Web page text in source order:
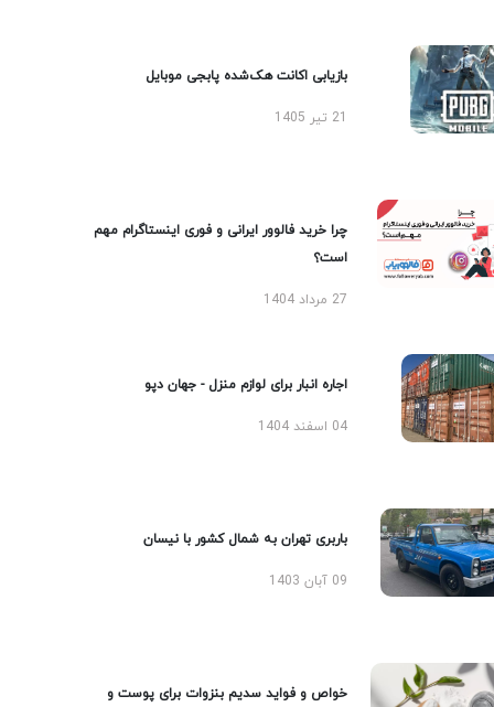
بازیابی اکانت هک‌شده پابجی موبایل
چرا خرید فالوور ایرانی و فوری اینستاگرام مهم
است؟
27 مرداد 1404
اجاره انبار برای لوازم منزل - جهان دپو
04 اسفند 1404
باربری تهران به شمال کشور با نیسان
09 آبان 1403
خواص و فواید سدیم بنزوات برای پوست و